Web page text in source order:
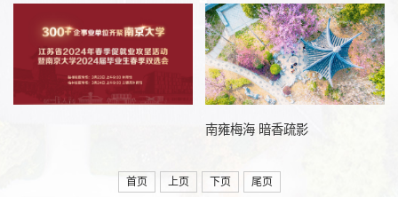
南雍梅海 暗香疏影
首页 上页 下页 尾页